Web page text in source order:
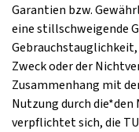
Garantien bzw.
eine stillschweigende
Zweck oder der
Zusammenhang mit
Nutzung durch
verpflichtet sich, die